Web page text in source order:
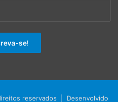
reservados | Desenvolvido